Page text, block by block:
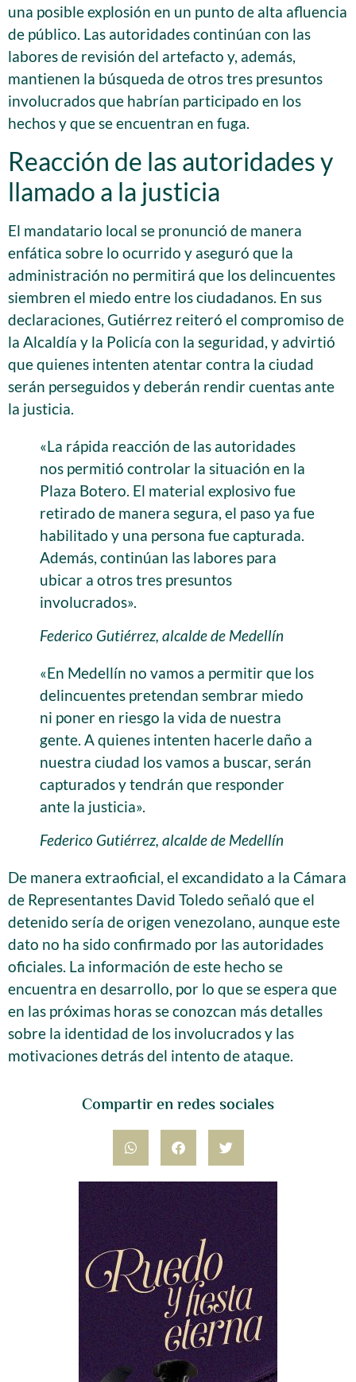
Compartir en redes sociales
una posible explosión en un punto de alta afluencia
de público. Las autoridades continúan con las
labores de revisión del artefacto y, además,
mantienen la búsqueda de otros tres presuntos
involucrados que habrían participado en los
hechos y que se encuentran en fuga.
Reacción de las autoridades y
llamado a la justicia
El mandatario local se pronunció de manera
enfática sobre lo ocurrido y aseguró que la
administración no permitirá que los delincuentes
siembren el miedo entre los ciudadanos. En sus
declaraciones, Gutiérrez reiteró el compromiso de
la Alcaldía y la Policía con la seguridad, y advirtió
que quienes intenten atentar contra la ciudad
serán perseguidos y deberán rendir cuentas ante
la justicia.
«La rápida reacción de las autoridades
nos permitió controlar la situación en la
Plaza Botero. El material explosivo fue
retirado de manera segura, el paso ya fue
habilitado y una persona fue capturada.
Además, continúan las labores para
ubicar a otros tres presuntos
involucrados».
Federico Gutiérrez, alcalde de Medellín
«En Medellín no vamos a permitir que los
delincuentes pretendan sembrar miedo
ni poner en riesgo la vida de nuestra
gente. A quienes intenten hacerle daño a
nuestra ciudad los vamos a buscar, serán
capturados y tendrán que responder
ante la justicia».
Federico Gutiérrez, alcalde de Medellín
De manera extraoficial, el excandidato a la Cámara
de Representantes David Toledo señaló que el
detenido sería de origen venezolano, aunque este
dato no ha sido confirmado por las autoridades
oficiales. La información de este hecho se
encuentra en desarrollo, por lo que se espera que
en las próximas horas se conozcan más detalles
sobre la identidad de los involucrados y las
motivaciones detrás del intento de ataque.